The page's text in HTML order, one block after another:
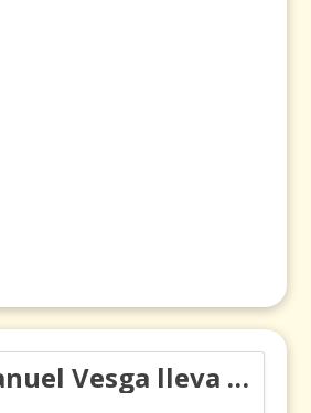
Carlos Manuel Vesga lleva el nombre de Colombia a los Emmy